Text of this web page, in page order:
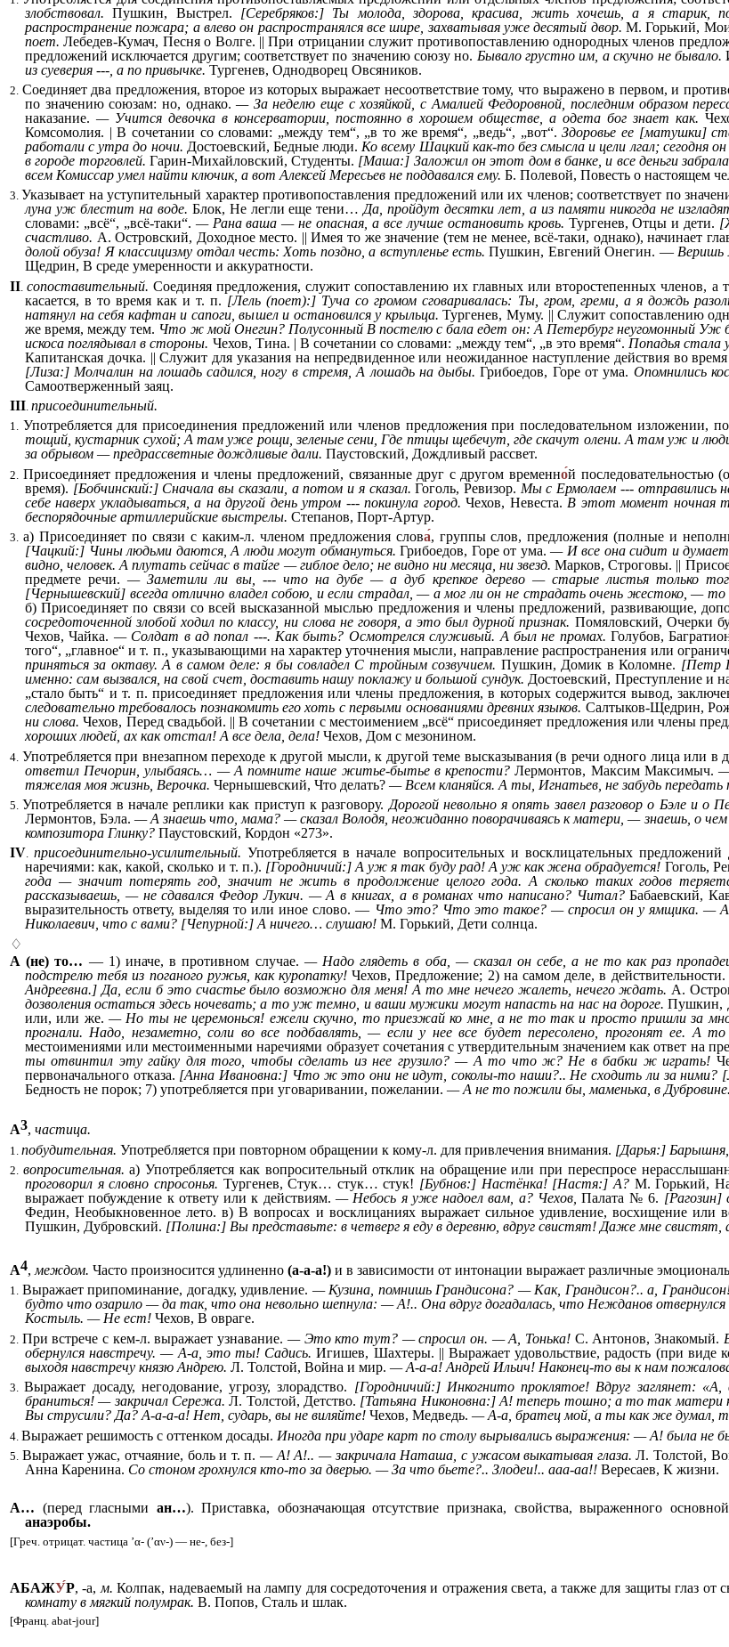
злобствовал. Пушкин, Выстрел. [Серебряков:] Ты молода, здорова, красива, жить хочешь, а я старик,
распространение пожара; а влево он распространялся все шире, захватывая уже десятый двор. М. Горький,
поет. Лебедев-Кумач, Песня о Волге. || При отрицании служит противопоставлению однородных членов
предложений исключается другим; соответствует по значению союзу но. Бывало грустно им, а скучно не бывало.
из суеверия ---, а по привычке. Тургенев, Однодворец Овсяников.
2. Соединяет два предложения, второе из которых выражает несоответствие тому, что выражено в первом, и
по значению союзам: но, однако.— За неделю еще с хозяйкой, с Амалией Федоровной, последним образом
наказание. — Учится девочка в консерватории, постоянно в хорошем обществе, а одета бог знает как.
Комсомолия. | В сочетании со словами: „между тем“, „в то же время“, „ведь“, „вот“.Здоровье ее [матушки]
работали с утра до ночи. Достоевский, Бедные люди. Ко всему Шацкий как-то без смысла и цели лгал; сегодня
в городе торговлей. Гарин-Михайловский, Студенты. [Маша:] Заложил он этот дом в банке, и все деньги
всем Комиссар умел найти ключик, а вот Алексей Мересьев не поддавался ему. Б. Полевой, Повесть о настоящем
3. Указывает на уступительный характер противопоставления предложений или их членов; соответствует по
луна уж блестит на воде. Блок, Не легли еще тени… Да, пройдут десятки лет, а из памяти никогда не
словами: „всё“, „всё-таки“. — Рана ваша — не опасная, а все лучше остановить кровь. Тургенев, Отцы и дети.
счастливо. А. Островский, Доходное место. || Имея то же значение (тем не менее, всё-таки, однако), начинает
долой обуза! Я классицизму отдал честь: Хоть поздно, а вступленье есть. Пушкин, Евгений Онегин. — Веришь
Щедрин, В среде умеренности и аккуратности.
II .сопоставительный. Соединяя предложения, служит сопоставлению их главных или второстепенных членов,
касается, в то время как и т. п. [Лель (поет):] Туча со громом сговаривалась: Ты, гром, греми, а я дождь
натянул на себя кафтан и сапоги, вышел и остановился у крыльца. Тургенев, Муму. || Служит сопоставлению
же время, между тем. Что ж мой Онегин? Полусонный В постелю с бала едет он: А Петербург неугомонный Уж
искоса поглядывал в стороны. Чехов, Тина. | В сочетании со словами: „между тем“, „в это время“. Попадья стала
Капитанская дочка. || Служит для указания на непредвиденное или неожиданное наступление действия во
[Лиза:] Молчалин на лошадь садился, ногу в стремя, А лошадь на дыбы. Грибоедов, Горе от ума. Опомнились
Самоотверженный заяц.
III. присоединительный.
1. Употребляется для присоединения предложений или членов предложения при последовательном изложении,
тощий, кустарник сухой; А там уже рощи, зеленые сени, Где птицы щебечут, где скачут олени. А там уж и люди
за обрывом — предрассветные дождливые дали. Паустовский, Дождливый рассвет.
2. Присоединяет предложения и члены предложений, связанные друг с другом временной последовательностью
время). [Бобчинский:] Сначала вы сказали, а потом и я сказал. Гоголь, Ревизор. Мы с Ермолаем --- отправились
себе наверх укладываться, а на другой день утром --- покинула город. Чехов, Невеста. В этот момент ночная
беспорядочные артиллерийские выстрелы. Степанов, Порт-Артур.
3. а) Присоединяет по связи с каким-л. членом предложения слова, группы слов, предложения (полные и
[Чацкий:] Чины людьми даются, А люди могут обмануться. Грибоедов, Горе от ума. — И все она сидит и
видно, человек. А плутать сейчас в тайге — гиблое дело; не видно ни месяца, ни звезд. Марков, Строговы. ||
предмете речи.— Заметили ли вы, --- что на дубе — а дуб крепкое дерево — старые листья только
[Чернышевский] всегда отлично владел собою, и если страдал, — а мог ли он не страдать очень жестоко, — то
б) Присоединяет по связи со всей высказанной мыслью предложения и члены предложений, развивающие,
сосредоточенной злобой ходил по классу, ни слова не говоря, а это был дурной признак. Помяловский, Очерки
Чехов, Чайка. — Солдат в ад попал ---. Как быть? Осмотрелся служивый. А был не промах. Голубов,
того“, „главное“ и т. п., указывающими на характер уточнения мысли, направление распространения или
приняться за октаву. А в самом деле: я бы совладел С тройным созвучием. Пушкин, Домик в Коломне. [Петр
именно: сам вызвался, на свой счет, доставить нашу поклажу и большой сундук. Достоевский, Преступление и
„стало быть“ и т. п. присоединяет предложения или члены предложения, в которых содержится вывод,
следовательно требовалось познакомить его хоть с первыми основаниями древних языков. Салтыков-Щедрин,
ни слова. Чехов, Перед свадьбой. || В сочетании с местоимением „всё“ присоединяет предложения или члены
хороших людей, ах как отстал! А все дела, дела! Чехов, Дом с мезонином.
4. Употребляется при внезапном переходе к другой мысли, к другой теме высказывания (в речи одного лица или в
ответил Печорин, улыбаясь… — А помните наше житье-бытье в крепости? Лермонтов, Максим Максимыч.—
тяжелая моя жизнь, Верочка. Чернышевский, Что делать? — Всем кланяйся. А ты, Игнатьев, не забудь передать
5. Употребляется в начале реплики как приступ к разговору. Дорогой невольно я опять завел разговор о Бэле и
Лермонтов, Бэла.— А знаешь что, мама? — сказал Володя, неожиданно поворачиваясь к матери, — знаешь, о
композитора Глинку? Паустовский, Кордон «273».
IV.присоединительно-усилительный. Употребляется в начале вопросительных и восклицательных
наречиями: как, какой, сколько и т. п.). [Городничий:] А уж я так буду рад! А уж как жена обрадуется! Гоголь,
года — значит потерять год, значит не жить в продолжение целого года. А сколько таких годов
рассказываешь, — не сдавался Федор Лукич. — А в книгах, а в романах что написано? Читал?Бабаевский,
выразительность ответу, выделяя то или иное слово. — Что это? Что это такое? — спросил он у ямщика. — А
Николаевич, что с вами? [Чепурной:] А ничего… слушаю! М. Горький, Дети солнца.
♢
А (не) то… — 1) иначе, в противном случае. — Надо глядеть в оба, — сказал он себе, а не то как раз
подстрелю тебя из поганого ружья, как куропатку! Чехов, Предложение; 2) на самом деле, в действительности.
Андреевна.] Да, если б это счастье было возможно для меня! А то мне нечего жалеть, нечего ждать. А.
дозволения остаться здесь ночевать; а то уж темно, и ваши мужики могут напасть на нас на дороге. Пушкин,
или, или же.— Но ты не церемонься! ежели скучно, то приезжай ко мне, а не то так и просто пришли за
прогнали. Надо, незаметно, соли во все подбавлять, — если у нее все будет пересолено, прогонят ее. А то
местоимениями или местоименными наречиями образует сочетания с утвердительным значением как ответ на
ты отвинтил эту гайку для того, чтобы сделать из нее грузило? — А то что ж? Не в бабки ж играть!
первоначального отказа. [Анна Ивановна:] Что ж это они не идут, соколы-то наши?.. Не сходить ли за ними?
Бедность не порок; 7) употребляется при уговаривании, пожелании. — А не то пожили бы, маменька, в
А3, частица.
1. побудительная. Употребляется при повторном обращении к кому-л. для привлечения внимания. [Дарья:]
2. вопросительная. а) Употребляется как вопросительный отклик на обращение или при переспросе
проговорил я словно спросонья. Тургенев, Стук… стук… стук! [Бубнов:] Настёнка! [Настя:] А?М. Горький, На
выражает побуждение к ответу или к действиям.— Небось я уже надоел вам, а? Чехов, Палата № 6. [Рагозин]
Федин, Необыкновенное лето. в) В вопросах и восклицаниях выражает сильное удивление, восхищение или
Пушкин, Дубровский. [Полина:] Вы представьте: в четверг я еду в деревню, вдруг свистят! Даже мне свистят,
А4, междом. Часто произносится удлиненно (а-а-а!) и в зависимости от интонации выражает различные
1. Выражает припоминание, догадку, удивление. — Кузина, помнишь Грандисона? — Как, Грандисон?.. а,
будто что озарило — да так, что она невольно шепнула: — А!.. Она вдруг догадалась, что Нежданов отвернулся
Костыль. — Не ест! Чехов, В овраге.
2. При встрече с кем-л. выражает узнавание. — Это кто тут? — спросил он. — А, Тонька! С. Антонов, Знакомый.
обернулся навстречу. — А-а, это ты! Садись. Игишев, Шахтеры. || Выражает удовольствие, радость (при виде
выходя навстречу князю Андрею. Л. Толстой, Война и мир. — А-а-а! Андрей Ильич! Наконец-то вы к нам
3.Выражает досаду, негодование, угрозу, злорадство. [Городничий:] Инкогнито проклятое! Вдруг заглянет: «А,
браниться! — закричал Сережа. Л. Толстой, Детство. [Татьяна Никоновна:] А! теперь тошно; а то так матери
Вы струсили? Да? А-а-а-а! Нет, сударь, вы не виляйте! Чехов, Медведь. — А-а, братец мой, а ты как же думал,
4. Выражает решимость с оттенком досады. Иногда при ударе карт по столу вырывались выражения: — А! была не
5. Выражает ужас, отчаяние, боль и т. п.— А! А!.. — закричала Наташа, с ужасом выкатывая глаза. Л. Толстой,
Анна Каренина. Со стоном грохнулся кто-то за дверью. — За что бьете?.. Злодеи!.. ааа-аа!! Вересаев, К жизни.
А… (перед гласными ан…). Приставка, обозначающая отсутствие признака, свойства, выраженного
анаэробы.
[Греч. отрицат. частица ’α- (’αν-) — не-, без-]
АБАЖУР, -а, м. Колпак, надеваемый на лампу для сосредоточения и отражения света, а также для защиты глаз от
комнату в мягкий полумрак. В. Попов, Сталь и шлак.
[Франц. abat-jour]